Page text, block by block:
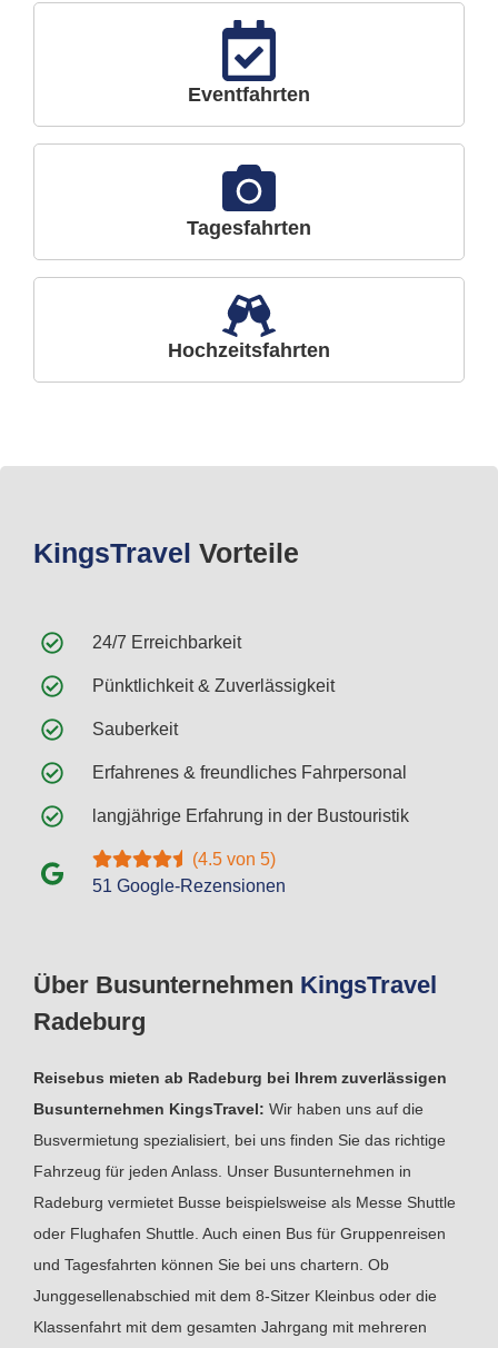
Eventfahrten
Tagesfahrten
Hochzeitsfahrten
Über Busunternehmen KingsTravel
Radeburg
Reisebus mieten ab Radeburg bei Ihrem zuverlässigen
Busunternehmen KingsTravel: Wir haben uns auf die
Busvermietung spezialisiert, bei uns finden Sie das richtige
Fahrzeug für jeden Anlass. Unser Busunternehmen in
Radeburg vermietet Busse beispielsweise als Messe Shuttle
oder Flughafen Shuttle. Auch einen Bus für Gruppenreisen
und Tagesfahrten können Sie bei uns chartern. Ob
Junggesellenabschied mit dem 8-Sitzer Kleinbus oder die
Klassenfahrt mit dem gesamten Jahrgang mit mehreren
KingsTravel Vorteile
24/7 Erreichbarkeit
Pünktlichkeit & Zuverlässigkeit
Sauberkeit
Erfahrenes & freundliches Fahrpersonal
langjährige Erfahrung in der Bustouristik
(4.5 von 5)
51 Google-Rezensionen